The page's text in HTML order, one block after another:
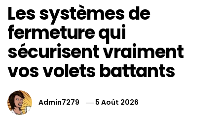
Les systèmes de
fermeture qui
sécurisent vraiment
vos volets battants
Admin7279
5 Août 2026